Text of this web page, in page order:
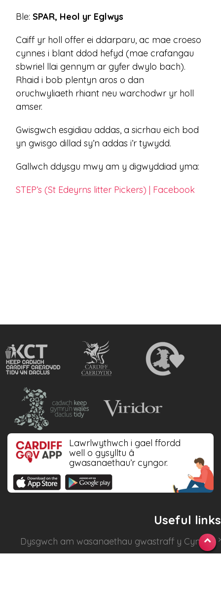
Ble: SPAR, Heol yr Eglwys
Caiff yr holl offer ei ddarparu, ac mae croeso
cynnes i blant ddod hefyd (mae crafangau
sbwriel llai gennym ar gyfer dwylo bach).
Rhaid i bob plentyn aros o dan
oruchwyliaeth rhiant neu warchodwr yr holl
amser.
Gwisgwch esgidiau addas, a sicrhau eich bod
yn gwisgo dillad sy’n addas i’r tywydd.
Gallwch ddysgu mwy am y digwyddiad yma:
STEP’s (St Edeyrns litter Pickers) | Facebook
Lawrlwythwch i gael ffordd
well o gysylltu â
gwasanaethau’r cyngor.
Useful links
Dysgwch am wasanaethau gwastraff y Cyngor .